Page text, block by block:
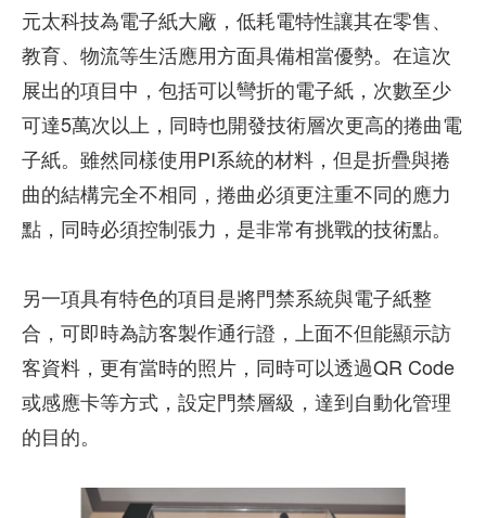
元太科技為電子紙大廠，低耗電特性讓其在零售、
教育、物流等生活應用方面具備相當優勢。在這次
展出的項目中，包括可以彎折的電子紙，次數至少
可達5萬次以上，同時也開發技術層次更高的捲曲電
子紙。雖然同樣使用PI系統的材料，但是折疊與捲
曲的結構完全不相同，捲曲必須更注重不同的應力
點，同時必須控制張力，是非常有挑戰的技術點。
另一項具有特色的項目是將門禁系統與電子紙整
合，可即時為訪客製作通行證，上面不但能顯示訪
客資料，更有當時的照片，同時可以透過QR Code
或感應卡等方式，設定門禁層級，達到自動化管理
的目的。